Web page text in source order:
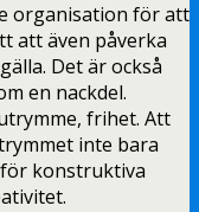
organisation för att
att även påverka
Det är också
en nackdel.
frihet. Att
inte bara
konstruktiva